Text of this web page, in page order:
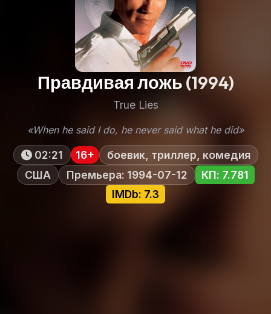
Правдивая ложь(1994)
True Lies
«When he said I do, he never said what he did»
02:21 16+
боевик, триллер, комедия
США
Премьера: 1994-07-12
КП: 7.781
IMDb: 7.3